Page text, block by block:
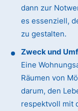
dann zur
es essenziell,
zu gestalten.
Zweck und
Eine
Räumen von
darum, den
respektvoll mit